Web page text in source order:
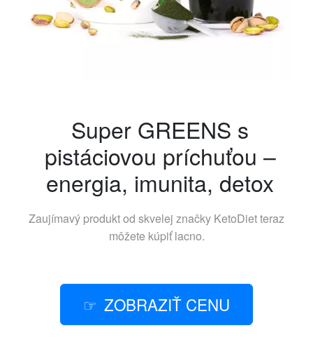
Super GREENS s
pistáciovou príchuťou –
energia, imunita, detox
Zaujímavý produkt od skvelej značky KetoDietteraz
môžete kúpiť lacno.
ZOBRAZIŤ CENU